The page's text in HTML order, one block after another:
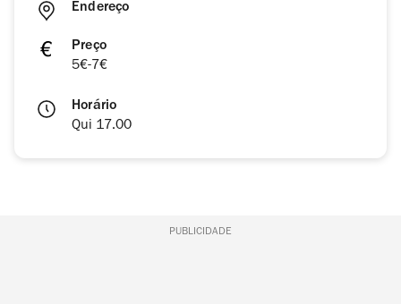
Endereço
Preço
5€-7€
Horário
Qui 17.00
PUBLICIDADE